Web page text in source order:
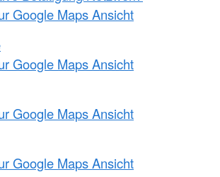
Google Maps Ansicht
Google Maps Ansicht
Google Maps Ansicht
Google Maps Ansicht